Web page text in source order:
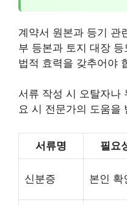
계약서 원본과 등기 관
부 등본과 토지 대장
법적 효력을 갖추어야
서류 작성 시 오탈자나
요 시 전문가의 도움을
서류명 필요
신분증 본인 확